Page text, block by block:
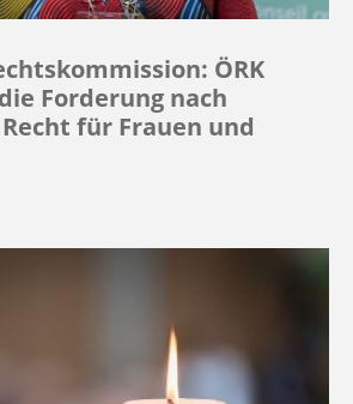
ÖRK
Forderung nach
für Frauen und